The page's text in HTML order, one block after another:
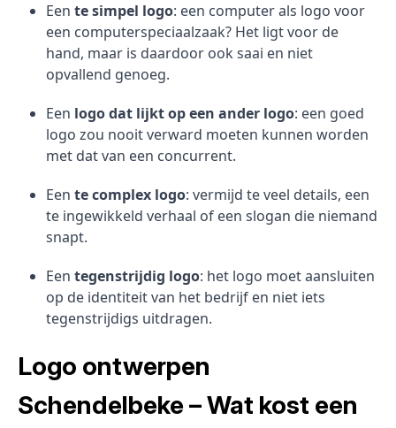
Een te simpel logo: een computer als logo voor
een computerspeciaalzaak? Het ligt voor de
hand, maar is daardoor ook saai en niet
opvallend genoeg.
Een logo dat lijkt op een ander logo: een goed
logo zou nooit verward moeten kunnen worden
met dat van een concurrent.
Een te complex logo: vermijd te veel details, een
te ingewikkeld verhaal of een slogan die niemand
snapt.
Een tegenstrijdig logo: het logo moet aansluiten
op de identiteit van het bedrijf en niet iets
tegenstrijdigs uitdragen.
Logo ontwerpen
Schendelbeke – Wat kost een